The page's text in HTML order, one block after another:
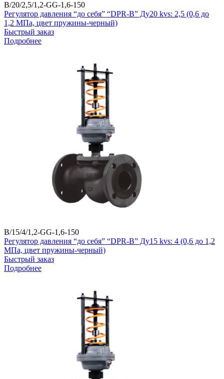
B/20/2,5/1,2-GG-1,6-150
Регулятор давления “до себя” “DPR-B” Ду20 kvs: 2,5 (0,6 до
1,2 МПа, цвет пружины-черный)
Быстрый заказ
Подробнее
B/15/4/1,2-GG-1,6-150
Регулятор давления “до себя” “DPR-B” Ду15 kvs: 4 (0,6 до 1,2
МПа, цвет пружины-черный)
Быстрый заказ
Подробнее